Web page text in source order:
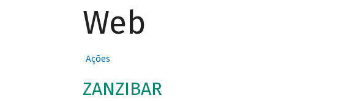
Web
Ações
ZANZIBAR